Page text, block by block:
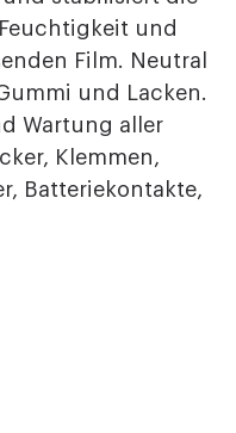
und
Film. Neutral
und Lacken.
Wartung aller
Klemmen,
Batteriekontakte,